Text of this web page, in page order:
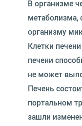
В организме
метаболизма,
организму
Клетки
печени
не может
Печень
портальном
зашли